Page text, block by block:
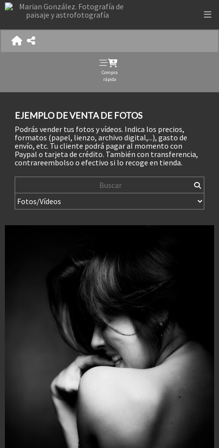
Compra
rápida
EJEMPLO DE VENTA DE FOTOS
Podrás vender tus fotos y vídeos. Indica los precios,
formatos (papel, lienzo, archivo digital,...), gasto de
envío, etc. Tu cliente podrá pagar al momento con
Paypal o tarjeta de crédito. También con transferencia,
contrareembolso o efectivo si lo recoge en tienda.